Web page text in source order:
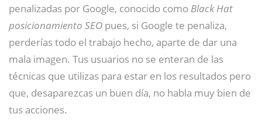
penalizadas por Google, conocido como Black Hat
posicionamiento SEO pues, si Google te penaliza,
perderías todo el trabajo hecho, aparte de dar una
mala imagen. Tus usuarios no se enteran de las
técnicas que utilizas para estar en los resultados pero
que, desaparezcas un buen día, no habla muy bien de
tus acciones.